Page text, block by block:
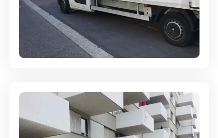
Full-Service - Für Privatumzüge